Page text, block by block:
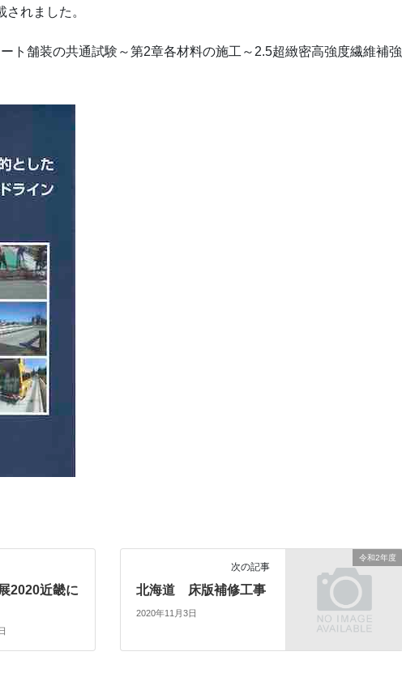
れました。
ト舗装の共通試験～第2章各材料の施工～2.5超緻密高強度繊維補強
2020近畿に
令和2年度
次の記事
北海道 床版補修工事
2020年11月3日